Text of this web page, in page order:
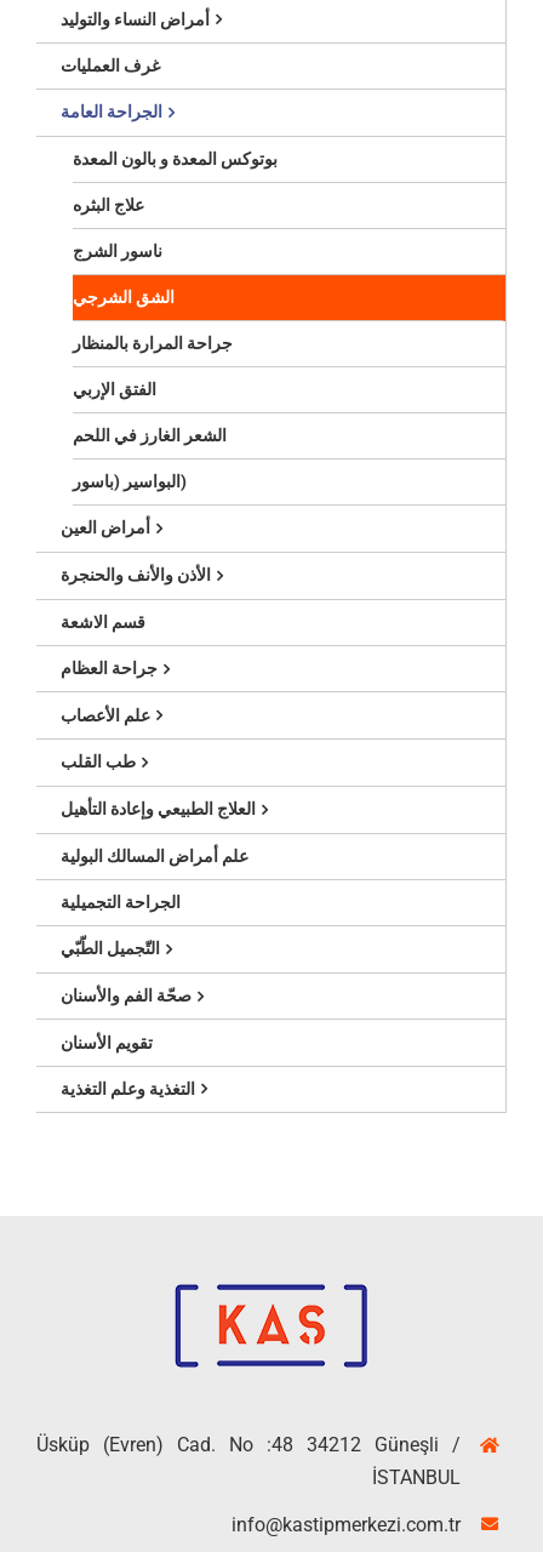
أمراض النساء والتوليد
غرف العمليات
الجراحة العامة
بوتوكس المعدة و بالون المعدة
علاج البثره
ناسور الشرج
الشق الشرجي
جراحة المرارة بالمنظار
الفتق الإربي
الشعر الغارز في اللحم
(البواسير (باسور
أمراض العين
الأذن والأنف والحنجرة
قسم الاشعة
جراحة العظام
علم الأعصاب
طب القلب
العلاج الطبيعي وإعادة التأهيل
علم أمراض المسالك البولية
الجراحة التجميلية
التّجميل الطّبّي
صحّة الفم والأسنان
تقويم الأسنان
التغذية وعلم التغذية
Üsküp (Evren) Cad. No :48 34212 Güneşli /
İSTANBUL
info@kastipmerkezi.com.tr